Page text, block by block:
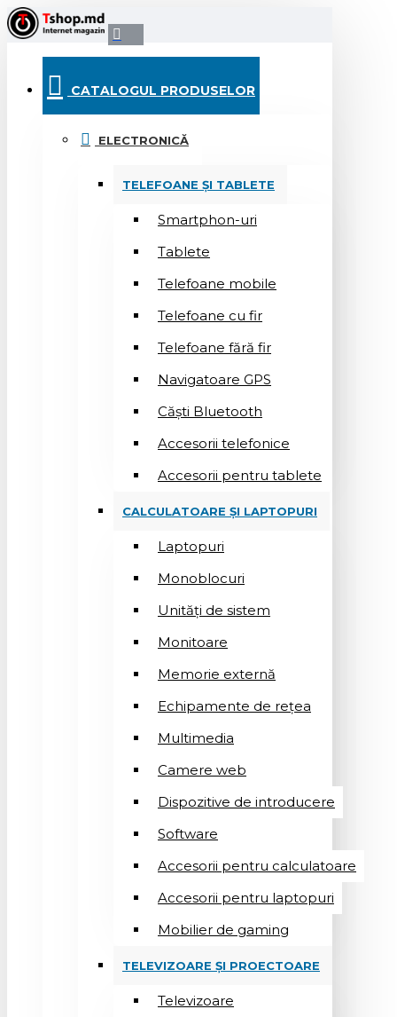
CATALOGUL PRODUSELOR
ELECTRONICĂ
TELEFOANE ȘI TABLETE
Smartphon-uri
Tablete
Telefoane mobile
Telefoane cu fir
Telefoane fără fir
Navigatoare GPS
Căști Bluetooth
Accesorii telefonice
Accesorii pentru tablete
CALCULATOARE ȘI LAPTOPURI
Laptopuri
Monoblocuri
Unități de sistem
Monitoare
Memorie externă
Echipamente de rețea
Multimedia
Camere web
Dispozitive de introducere
Software
Accesorii pentru calculatoare
Accesorii pentru laptopuri
Mobilier de gaming
TELEVIZOARE ȘI PROECTOARE
Televizoare